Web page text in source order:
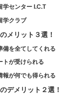
学センター I.C.T
学クラブ
メリット３選！
備を全てしてくれる
トが受けられる
報が何でも得られる
デメリット２選！